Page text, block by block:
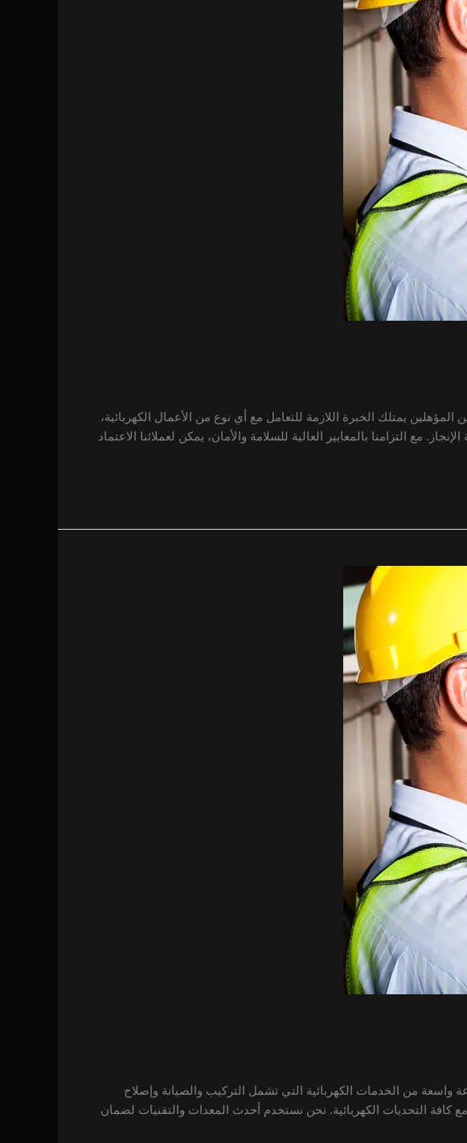
يمتلك الخبرة اللازمة للتعامل مع أي نوع من الأعمال الكهربائية،
التزامنا بالمعايير العالية للسلامة والأمان، يمكن لعملائنا الاعتماد
فلا تتردد في الاتصال بنا على الرقم 0557714476. نحن نقدم مجموعة واسعة من الخدمات الكهربائية التي تشمل التركيب والصيانة وإصلاح
كافة التحديات الكهربائية. نحن نستخدم أحدث المعدات والتقنيات لضمان